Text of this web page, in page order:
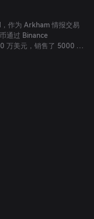
作为 Arkham 情报交易
通过 Binance
万美元，销售了 5000 万